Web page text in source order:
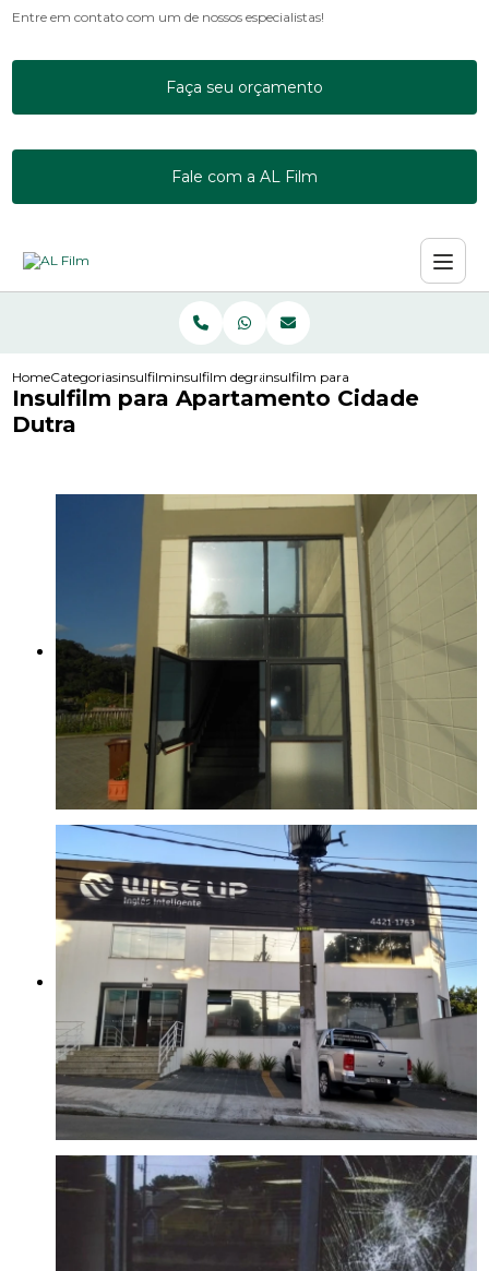
Entre em contato com um de nossos especialistas!
Faça seu orçamento
Fale com a AL Film
HomeCategoriasinsulfilminsulfilm degradeinsulfilm para apartamento cidade
Insulfilm para Apartamento Cidade
Dutra